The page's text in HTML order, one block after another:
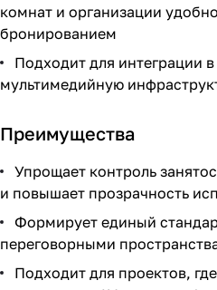
комнат и организации
бронированием
Подходит для интеграции
мультимедийную
Преимущества
Упрощает контроль
и повышает прозрачность
Формирует единый
переговорными
Подходит для проектов,